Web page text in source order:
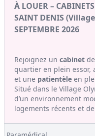
À LOUER –
SAINT DENIS
SEPTEMBRE 2026
Rejoignez un cabinet
quartier en plein essor,
et une patientèle en
Situé dans le Village
d’un environnement
logements récents et